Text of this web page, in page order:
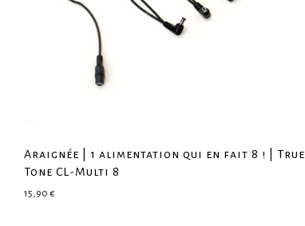
Araignée | 1 alimentation qui en fait 8 ! | True
Tone CL-Multi 8
15,90 €